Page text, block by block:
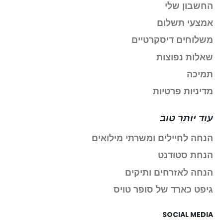
החשבון שלי
אמצעי תשלום
משלוחים דיסקרטיים
שאלות נפוצות
תמיכה
מדיניות פרטיות
עוד יותר טוב
הנחה לחיילים ומשרתי מילואים
הנחת סטודנט
הנחה לאזרחים ותיקים
גיפט כארד של סופר טויס
SOCIAL MEDIA